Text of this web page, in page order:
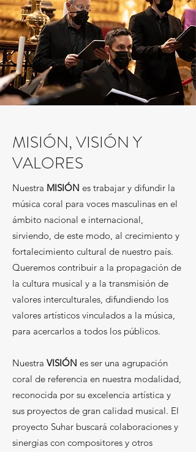
MISIÓN, VISIÓN Y
VALORES
Nuestra MISIÓN es trabajar y difundir la
música coral para voces masculinas en el
ámbito nacional e internacional,
sirviendo, de este modo, al crecimiento y
fortalecimiento cultural de nuestro país.
Queremos contribuir a la propagación de
la cultura musical y a la transmisión de
valores interculturales, difundiendo los
valores artísticos vinculados a la música,
para acercarlos a todos los públicos.
Nuestra VISIÓN es ser una agrupación
coral de referencia en nuestra modalidad,
reconocida por su excelencia artística y
sus proyectos de gran calidad musical. El
proyecto Suhar buscará colaboraciones y
sinergias con compositores y otros